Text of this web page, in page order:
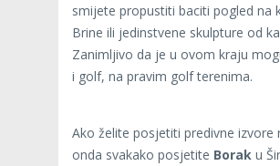
smijete propustiti baciti pogled na
Brine ili jedinstvene skulpture od
Zanimljivo da je u ovom kraju
i golf, na pravim golf terenima.
Ako želite posjetiti predivne izvore
onda svakako posjetite Borak u